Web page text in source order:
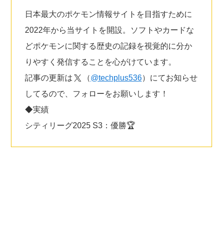
日本最大のポケモン情報サイトを目指すために
2022年から当サイトを開設。ソフトやカードな
どポケモンに関する歴史の記録を視覚的に分か
りやすく発信することを心がけています。
記事の更新は
（@techplus536）にてお知らせ
してるので、フォローをお願いします！
◆実績
シティリーグ2025 S3：優勝🏆